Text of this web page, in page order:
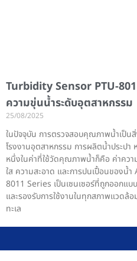
Turbidity Sensor PTU-
ความขุ่นน้ำระดับอุตสาหกรรม
25/08/2025
ในปัจจุบัน การตรวจสอบคุณภาพน้ำเป็น
โรงงานอุตสาหกรรม การผลิตน้ำประปา
หนึ่งในค่าที่ใช้วัดคุณภาพน้ำก็คือ ค่าคว
ใส ความสะอาด และการปนเปื้อนของ
8011 Series เป็นเซนเซอร์ที่ถูกออกแบ
และรองรับการใช้งานในทุกสภาพแวดล้
ทะเล